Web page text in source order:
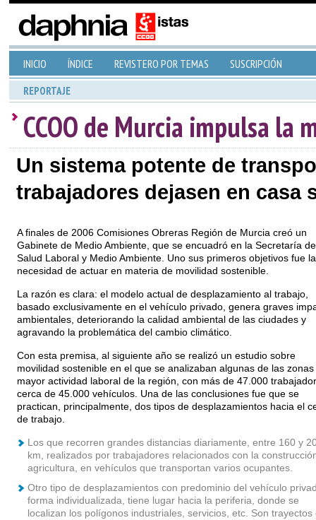
INICIO ÍNDICE REVISTERO POR TEMAS SUSCRIPCIÓN
REPORTAJE
CCOO de Murcia impulsa
Un sistema potente de
trabajadores dejasen en casa
A finales de 2006 Comisiones Obreras Región de Murcia creó un
Gabinete de Medio Ambiente, que se encuadró en la Secretaría de
Salud Laboral y Medio Ambiente. Uno sus primeros objetivos fue la
necesidad de actuar en materia de movilidad sostenible.
La razón es clara: el modelo actual de desplazamiento al trabajo,
basado exclusivamente en el vehículo privado, genera graves
ambientales, deteriorando la calidad ambiental de las ciudades y
agravando la problemática del cambio climático.
Con esta premisa, al siguiente año se realizó un estudio sobre
movilidad sostenible en el que se analizaban algunas de las zonas
mayor actividad laboral de la región, con más de 47.000
cerca de 45.000 vehículos. Una de las conclusiones fue que se
practican, principalmente, dos tipos de desplazamientos hacia el
de trabajo.
Los que recorren grandes distancias diariamente, entre 160 y
km, realizados por trabajadores relacionados con la
agricultura, en vehículos que transportan varios ocupantes.
Otro tipo de desplazamientos con predominio del vehículo
forma individualizada, tiene lugar hacia la periferia, donde se
localizan los polígonos industriales, servicios, etc. Son trayectos